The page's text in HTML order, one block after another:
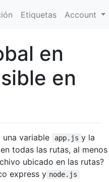
Etiquetas Account
en
en
variable app.js y la
todas las rutas, al menos
ubicado en las rutas?
express y node.js